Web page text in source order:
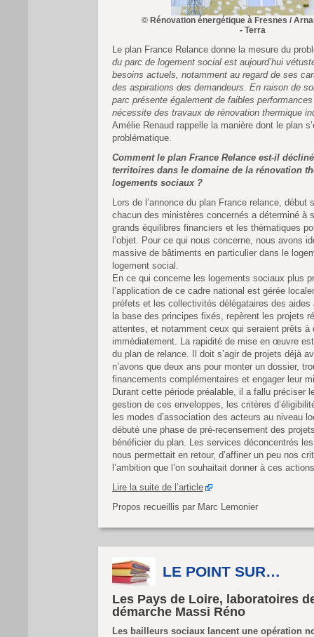
© Rénovation énergétique à Fresnes /
- Terra
Le plan France Relance donne la mesure du
du parc de logement social est aujourd’hui
besoins actuels, notamment au regard de ses
des aspirations des demandeurs. En raison de
parc présente également de faibles
nécessite des travaux de rénovation thermique
Amélie Renaud rappelle la manière dont le plan
problématique.
Comment le plan France Relance est-il
territoires dans le domaine de la rénovation
logements sociaux ?
Lors de l’annonce du plan France relance, début
chacun des ministères concernés a déterminé à
grands équilibres financiers et les thématiques
l’objet. Pour ce qui nous concerne, nous avons
massive de bâtiments en particulier dans le
logement social.
En ce qui concerne les logements sociaux plus
l’application de ce cadre national est gérée
préfets et les collectivités délégataires des aides
la base des principes fixés, repèrent les projets
attentes, et notamment ceux qui seraient prêts à
immédiatement. La rapidité de mise en œuvre
du plan de relance. Il doit s’agir de projets déjà
n’avons que deux ans pour monter un dossier,
financements complémentaires et engager leur
Durant cette période préalable, il a fallu préciser
gestion de ces enveloppes, les critères
les modes d’association des acteurs au niveau
débuté une phase de pré-recensement des
bénéficier du plan. Les services déconcentrés
nous permettait en retour, d’affiner un peu nos
l’ambition que l’on souhaitait donner à ces
Lire la suite de l’article
Propos recueillis par Marc Lemonier
LE POINT SUR…
Les Pays de Loire, laboratoires
démarche Massi Réno
Les bailleurs sociaux lancent une opération